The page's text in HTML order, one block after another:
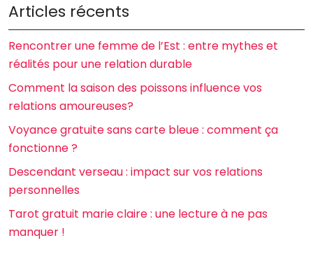
Articles récents
Rencontrer une femme de l’Est : entre mythes et
réalités pour une relation durable
Comment la saison des poissons influence vos
relations amoureuses?
Voyance gratuite sans carte bleue : comment ça
fonctionne ?
Descendant verseau : impact sur vos relations
personnelles
Tarot gratuit marie claire : une lecture à ne pas
manquer !